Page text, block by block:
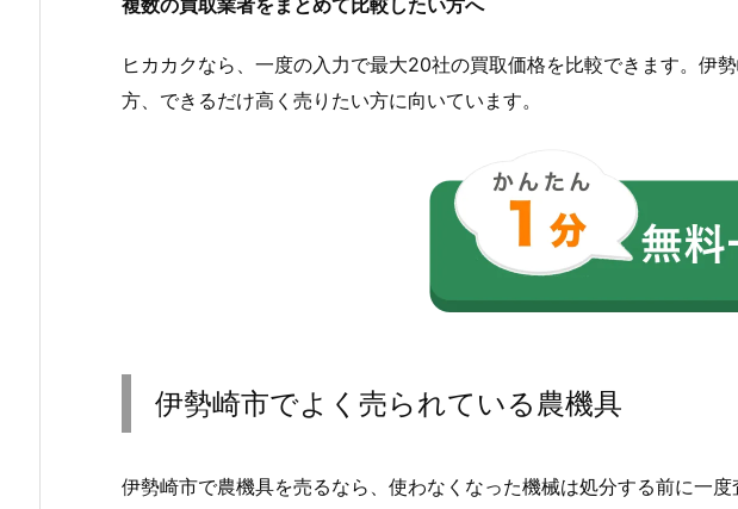
ヒカカクなら、一度の入力で最大20社の買取価格を比較できます。伊
方、できるだけ高く売りたい方に向いています。
伊勢崎市でよく売られている農機具
伊勢崎市で農機具を売るなら、使わなくなった機械は処分する前に一